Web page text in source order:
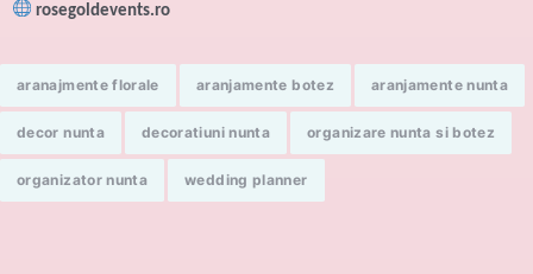
rosegoldevents.ro
aranajmente florale aranjamente botez aranjamente nunta
decor nunta decoratiuni nunta organizare nunta si botez
organizator nunta wedding planner